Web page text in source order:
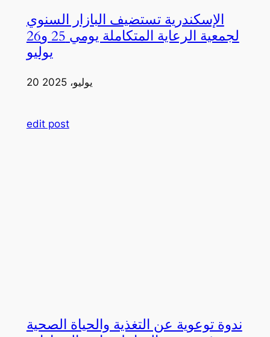
الإسكندرية تستضيف البازار السنوي
لجمعية الرعاية المتكاملة يومي 25 و26
يوليو
20 يوليو، 2025
edit post
ندوة توعوية عن التغذية والحياة الصحية